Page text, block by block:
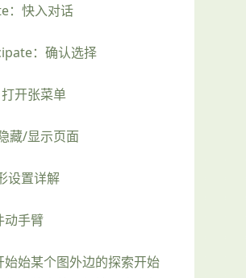
：快入对话
：确认选择
打开张菜单
藏/显示页面
设置详解
动手臂
始始某个图外边的探索开始